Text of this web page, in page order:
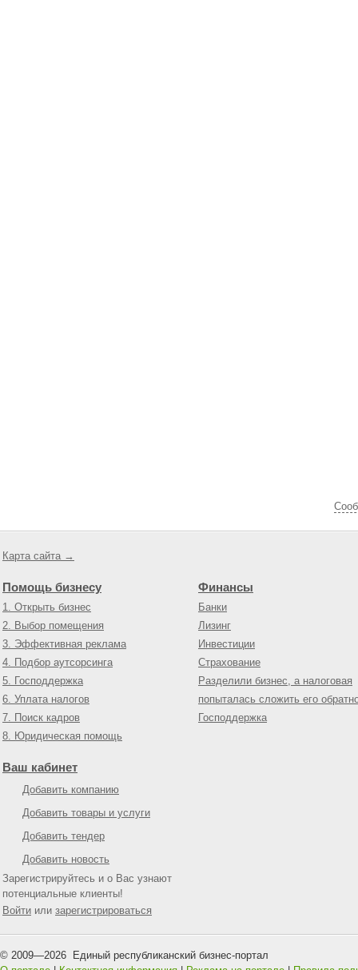
Карта сайта →
Помощь бизнесу
1. Открыть бизнес
2. Выбор помещения
3. Эффективная реклама
4. Подбор аутсорсинга
5. Господдержка
6. Уплата налогов
7. Поиск кадров
8. Юридическая помощь
Финансы
Банки
Лизинг
Инвестиции
Страхование
Разделили бизнес, а налоговая
попыталась сложить его
Господдержка
Ваш кабинет
Добавить компанию
Добавить товары и услуги
Добавить тендер
Добавить новость
Зарегистрируйтесь и о Вас узнают
потенциальные клиенты!
Войти или зарегистрироваться
© 2009—2026 Единый республиканский бизнес-портал